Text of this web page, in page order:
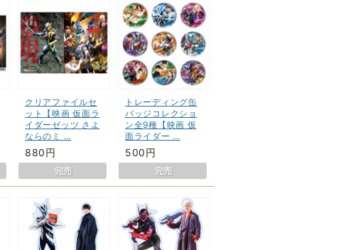
クリアファイルセ
ット【映画 仮面ラ
イダーゼッツ さよ
ならのミ …
880円
トレーディング缶
バッジコレクショ
ン全9種【映画 仮
面ライダー …
500円